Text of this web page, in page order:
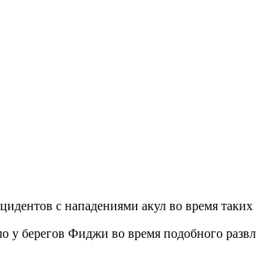
с нападениями акул во время
у берегов Фиджи во время подобного